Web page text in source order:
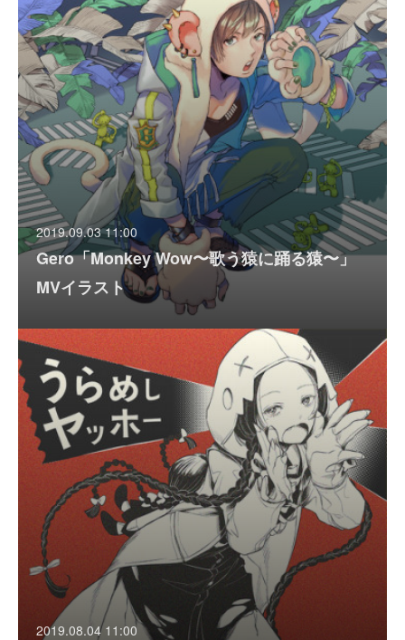
2019.09.03 11:00
Gero「Monkey Wow〜歌う猿に踊る猿〜」
MVイラスト
2019.08.04 11:00